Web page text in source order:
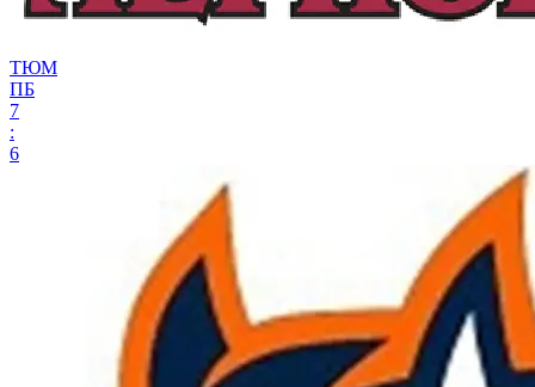
ТЮМ
ПБ
7
:
6